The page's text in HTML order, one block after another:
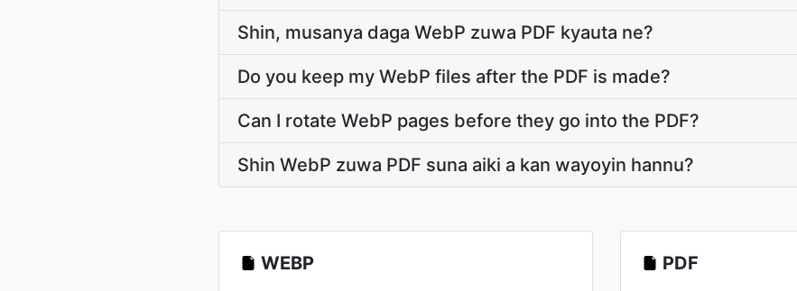
Shin, musanya daga WebP zuwa PDF kyauta ne?
Do you keep my WebP files after the PDF is made?
Can I rotate WebP pages before they go into the PDF?
Shin WebP zuwa PDF suna aiki a kan wayoyin hannu?
WEBP PDF